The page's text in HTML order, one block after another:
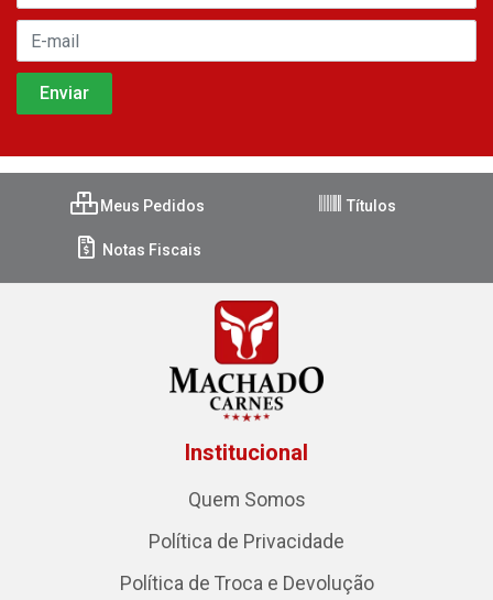
Meus Pedidos Títulos
Notas Fiscais
Institucional
Quem Somos
Política de Privacidade
Política de Troca e Devolução